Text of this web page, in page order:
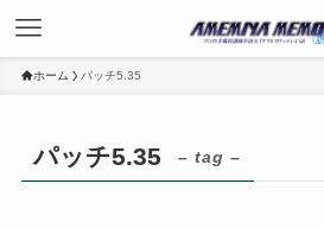
ホーム パッチ5.35
パッチ5.35 – tag –